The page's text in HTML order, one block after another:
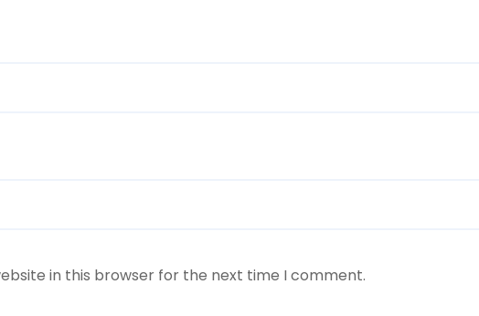
in this browser for the next time I comment.